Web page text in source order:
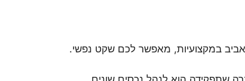
אביב במקצועיות, מאפשר לכם שקט נפשי.